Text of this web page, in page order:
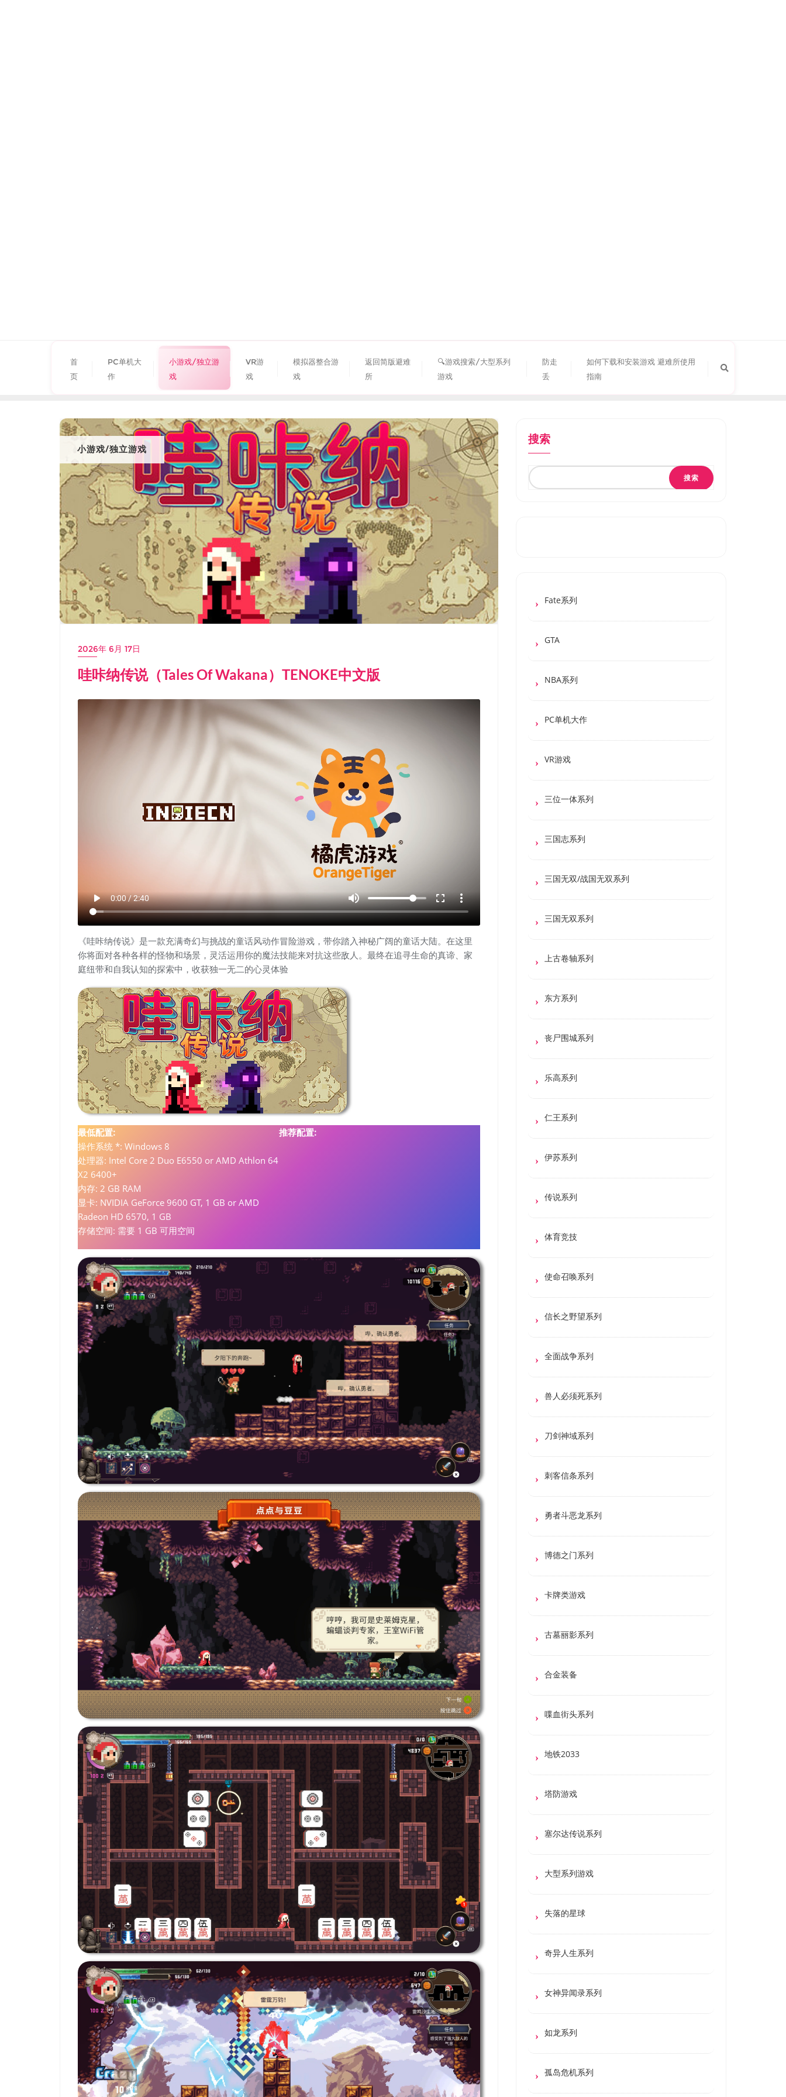
首
页
PC单机大
作
小游戏/独立游
戏
VR游
戏
模拟器整合游
戏
返回简版避难
所
🔍游戏搜索/大型系列
游戏
防走
丢
如何下载和安装游戏 避难所使用
指南
小游戏/独立游戏
2026年 6月 17日
哇咔纳传说（Tales Of Wakana）TENOKE中文版
play_arrow 0:00 / 2:40 volume_up fullscreen more_vert
《哇咔纳传说》是一款充满奇幻与挑战的童话风动作冒险游戏，带你踏入神秘广阔的童话大陆。在这里
你将面对各种各样的怪物和场景，灵活运用你的魔法技能来对抗这些敌人。最终在追寻生命的真谛、家
庭纽带和自我认知的探索中，收获独一无二的心灵体验
最低配置:
操作系统 *: Windows 8
处理器: Intel Core 2 Duo E6550 or AMD Athlon 64
X2 6400+
内存: 2 GB RAM
显卡: NVIDIA GeForce 9600 GT, 1 GB or AMD
Radeon HD 6570, 1 GB
存储空间: 需要 1 GB 可用空间
推荐配置:
搜索
搜索
Fate系列
GTA
NBA系列
PC单机大作
VR游戏
三位一体系列
三国志系列
三国无双/战国无双系列
三国无双系列
上古卷轴系列
东方系列
丧尸围城系列
乐高系列
仁王系列
伊苏系列
传说系列
体育竞技
使命召唤系列
信长之野望系列
全面战争系列
兽人必须死系列
刀剑神域系列
刺客信条系列
勇者斗恶龙系列
博德之门系列
卡牌类游戏
古墓丽影系列
合金装备
喋血街头系列
地铁2033
塔防游戏
塞尔达传说系列
大型系列游戏
失落的星球
奇异人生系列
女神异闻录系列
如龙系列
孤岛危机系列